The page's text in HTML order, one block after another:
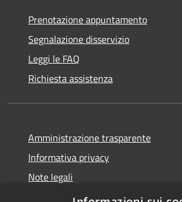
Prenotazione appuntamento
Segnalazione disservizio
Leggi le FAQ
Richiesta assistenza
Amministrazione trasparente
Informativa privacy
Note legali
Dichiarazione di accessibilità